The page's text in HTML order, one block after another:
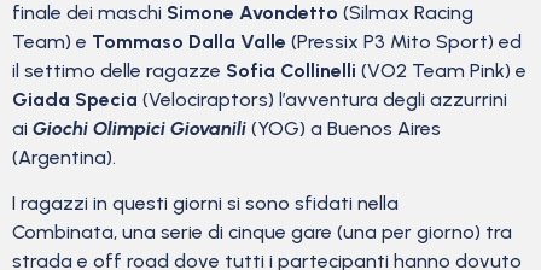
finale dei maschi Simone Avondetto (Silmax Racing
Team) e Tommaso Dalla Valle (Pressix P3 Mito Sport) ed
il settimo delle ragazze Sofia Collinelli (VO2 Team Pink) e
Giada Specia (Velociraptors) l’avventura degli azzurrini
ai Giochi Olimpici Giovanili (YOG) a Buenos Aires
(Argentina).
I ragazzi in questi giorni si sono sfidati nella
Combinata, una serie di cinque gare (una per giorno) tra
strada e off road dove tutti i partecipanti hanno dovuto